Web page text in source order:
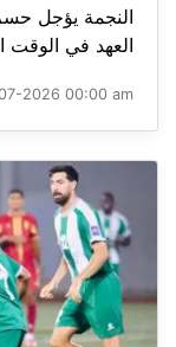
النجمة يؤجل
العهد في الوقت الإضافي 2-1،
2026 00:00 am